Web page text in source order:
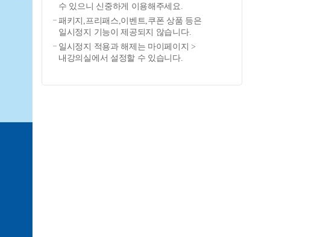
수 있으니 신중하게 이용해주세요.
패키지,프리패스,이벤트,쿠폰 상품 등은
일시정지 기능이 제공되지 않습니다.
일시정지 적용과 해제는 마이페이지 >
내강의실에서 설정할 수 있습니다.